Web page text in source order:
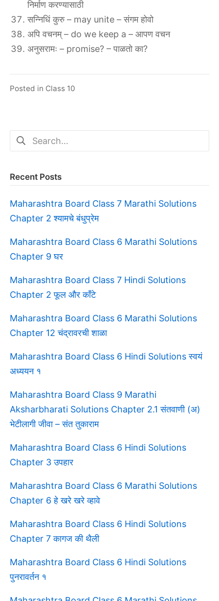
निर्माण करण्यासाठी
सन्निधिं कुरु – may unite – संगम होवो
अपि वचनम् – do we keep a – आपण वचन
अनुसरामः – promise? – पाळतो का?
Posted in Class 10
Search
for:
Recent Posts
Maharashtra Board Class 7 Marathi Solutions
Chapter 2 श्यामचे बंधुप्रेम
Maharashtra Board Class 6 Marathi Solutions
Chapter 9 घर
Maharashtra Board Class 7 Hindi Solutions
Chapter 2 फूल और काँटे
Maharashtra Board Class 6 Marathi Solutions
Chapter 12 चंद्रावरची शाळा
Maharashtra Board Class 6 Hindi Solutions स्वयं
अध्ययन १
Maharashtra Board Class 9 Marathi
Aksharbharati Solutions Chapter 2.1 संतवाणी (अ)
भेटीलागी जीवा – संत तुकाराम
Maharashtra Board Class 6 Hindi Solutions
Chapter 3 उपहार
Maharashtra Board Class 6 Marathi Solutions
Chapter 6 हे खरे खरे व्हावे
Maharashtra Board Class 6 Hindi Solutions
Chapter 7 कागज की थैली
Maharashtra Board Class 6 Hindi Solutions
पुनरावर्तन १